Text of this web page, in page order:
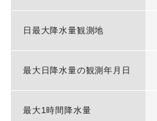
日最大降水量観測地
最大日降水量の観測年月日
最大1時間降水量